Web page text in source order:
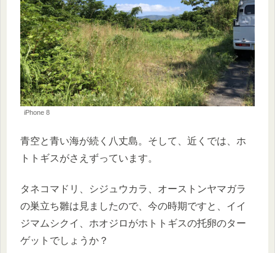
iPhone 8
青空と青い海が続く八丈島。そして、近くでは、ホ
トトギスがさえずっています。
タネコマドリ、シジュウカラ、オーストンヤマガラ
の巣立ち雛は見ましたので、今の時期ですと、イイ
ジマムシクイ、ホオジロがホトトギスの托卵のター
ゲットでしょうか？